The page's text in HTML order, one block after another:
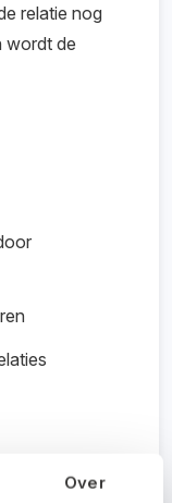
Over
relatie nog
wordt de